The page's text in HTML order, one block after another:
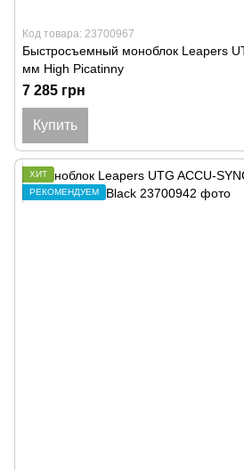
Код товара: 23700967
Быстросъемный моноблок Leapers
мм High Picatinny
7 285 грн
Купить
ХИТ
РЕКОМЕНДУЕМ